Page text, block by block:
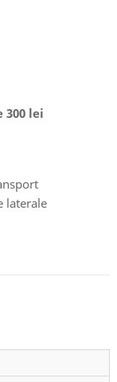
lei
laterale